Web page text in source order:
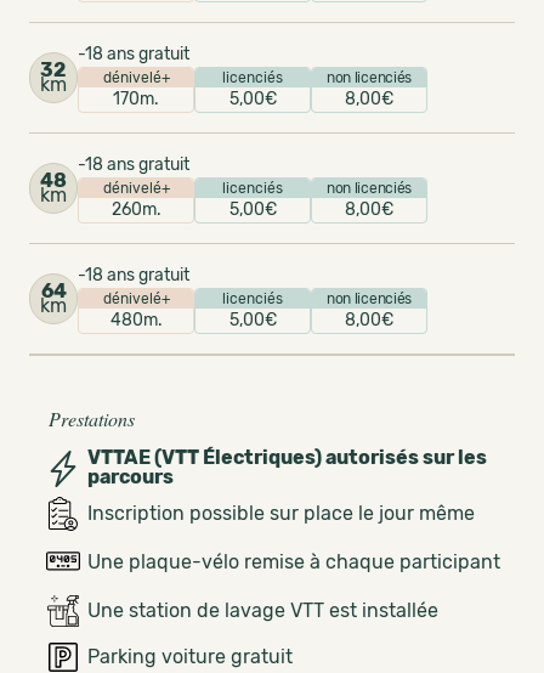
32
km
-18 ans gratuit
dénivelé+
170m.
licenciés
5,00€
non licenciés
8,00€
48
km
-18 ans gratuit
dénivelé+
260m.
licenciés
5,00€
non licenciés
8,00€
64
km
-18 ans gratuit
dénivelé+
480m.
licenciés
5,00€
non licenciés
8,00€
Prestations
VTTAE (VTT Électriques) autorisés sur les
parcours
Inscription possible sur place le jour même
Une plaque-vélo remise à chaque participant
Une station de lavage VTT est installée
Parking voiture gratuit